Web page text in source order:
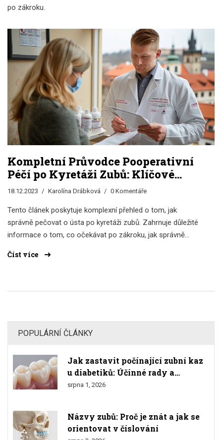
po zákroku.
Kompletní Průvodce Pooperativní
Péčí po Kyretáži Zubů: Klíčové
Rady a Tipy
18.12.2023 Karolína Drábková 0 Komentáře
Tento článek poskytuje komplexní přehled o tom, jak
správně pečovat o ústa po kyretáži zubů. Zahrnuje důležité
informace o tom, co očekávat po zákroku, jak správně
otokem, a kdy je nutné opět navštívit zubaře. Čtenář se
Číst více
POPULÁRNÍ ČLÁNKY
Jak zastavit počínající zubní kaz
u diabetiků: Účinné rady a
prevence
srpna 1, 2026
Názvy zubů: Proč je znát a jak se
orientovat v číslování